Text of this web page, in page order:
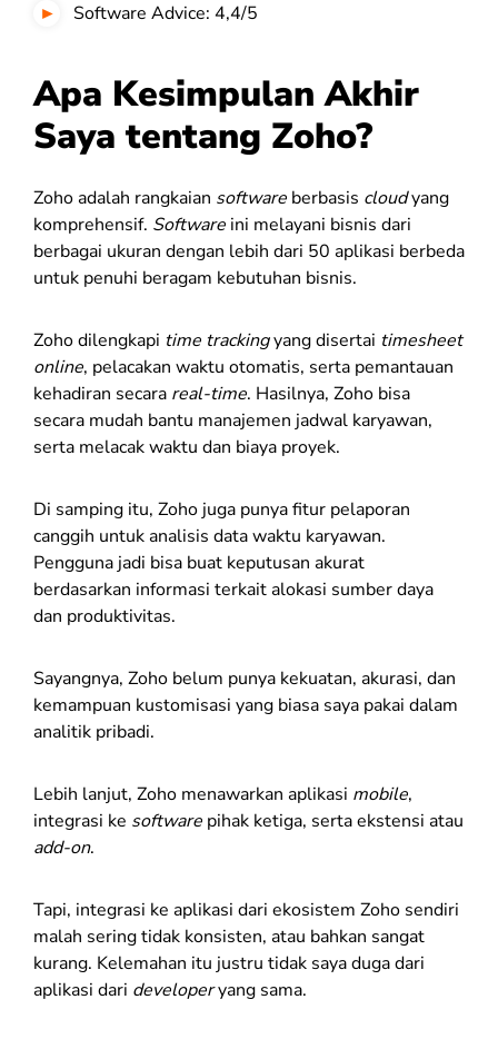
Software Advice: 4,4/5
Apa Kesimpulan Akhir
Saya tentang Zoho?
Zoho adalah rangkaian software berbasis cloudyang
komprehensif. Software ini melayani bisnis dari
berbagai ukuran dengan lebih dari 50 aplikasi berbeda
untuk penuhi beragam kebutuhan bisnis.
Zoho dilengkapi time trackingyang disertai timesheet
online, pelacakan waktu otomatis, serta pemantauan
kehadiran secara real-time. Hasilnya, Zoho bisa
secara mudah bantu manajemen jadwal karyawan,
serta melacak waktu dan biaya proyek.
Di samping itu, Zoho juga punya fitur pelaporan
canggih untuk analisis data waktu karyawan.
Pengguna jadi bisa buat keputusan akurat
berdasarkan informasi terkait alokasi sumber daya
dan produktivitas.
Sayangnya, Zoho belum punya kekuatan, akurasi, dan
kemampuan kustomisasi yang biasa saya pakai dalam
analitik pribadi.
Lebih lanjut, Zoho menawarkan aplikasi mobile,
integrasi ke software pihak ketiga, serta ekstensi atau
add-on.
Tapi, integrasi ke aplikasi dari ekosistem Zoho sendiri
malah sering tidak konsisten, atau bahkan sangat
kurang. Kelemahan itu justru tidak saya duga dari
aplikasi dari developeryang sama.